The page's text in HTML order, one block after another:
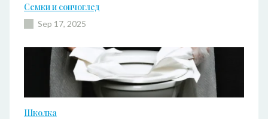
Семки и сончоглед
Sep 17, 2025
Школка